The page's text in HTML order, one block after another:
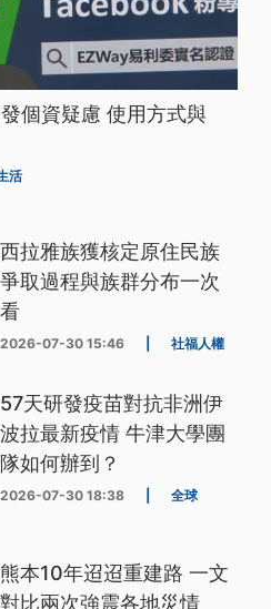
個資疑慮 使用方式與
活
西拉雅族獲核定原住民族
爭取過程與族群分布一次
看
2026-07-30 15:46 社福人權
57天研發疫苗對抗非洲伊
波拉最新疫情 牛津大學團
隊如何辦到？
2026-07-30 18:38 全球
熊本10年迢迢重建路 一文
對比兩次強震各地災情